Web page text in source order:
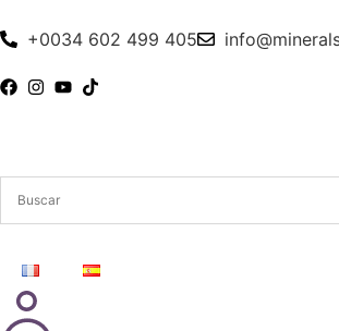
+0034 602 499 405